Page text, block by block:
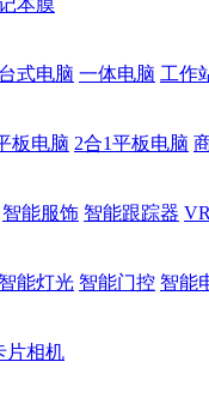
本膜
式电脑 一体电脑 工作
板电脑 2合1平板电脑
智能服饰 智能跟踪器
智能灯光 智能门控 智能
片相机